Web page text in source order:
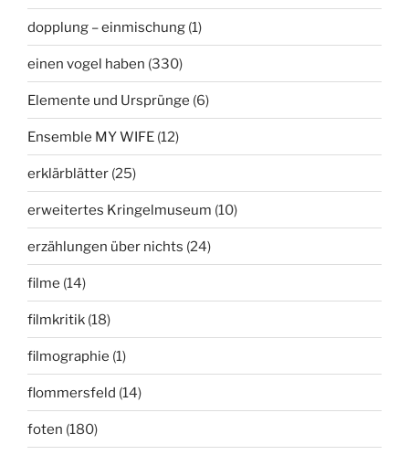
dopplung – einmischung (1)
einen vogel haben (330)
Elemente und Ursprünge (6)
Ensemble MY WIFE (12)
erklärblätter (25)
erweitertes Kringelmuseum (10)
erzählungen über nichts (24)
filme (14)
filmkritik (18)
filmographie (1)
flommersfeld (14)
foten (180)